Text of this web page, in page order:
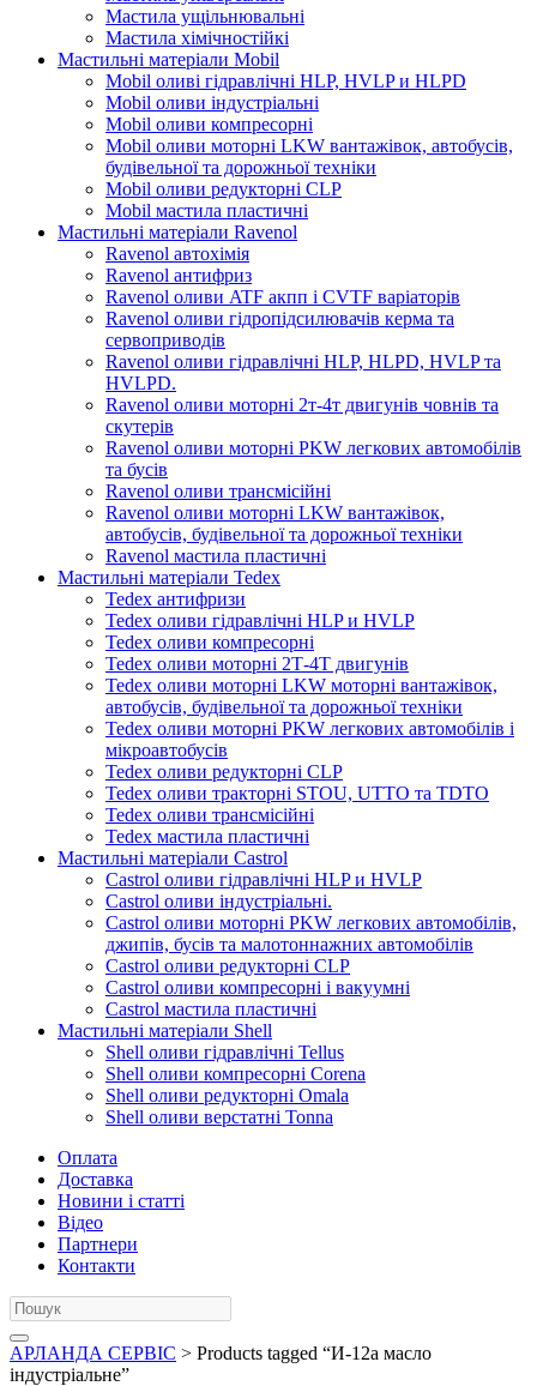
Мастила ущільнювальні
Мастила хімічностійкі
Мастильні матеріали Mobil
Mobil оливі гідравлічні HLP, HVLP и HLPD
Mobil оливи індустріальні
Mobil оливи компресорні
Mobil оливи моторні LKW вантажівок, автобусів,
будівельної та дорожньої техніки
Mobil оливи редукторні CLP
Mobil мастила пластичні
Мастильні матеріали Ravenol
Ravenol автохімія
Ravenol антифриз
Ravenol оливи ATF акпп і CVTF варіаторів
Ravenol оливи гідропідсилювачів керма та
сервоприводів
Ravenol оливи гідравлічні HLP, HLPD, HVLP та
HVLPD.
Ravenol оливи моторні 2т-4т двигунів човнів та
скутерів
Ravenol оливи моторні PKW легкових автомобілів
та бусів
Ravenol оливи трансмісійні
Ravenol оливи моторні LKW вантажівок,
автобусів, будівельної та дорожньої техніки
Ravenol мастила пластичні
Мастильні матеріали Tedex
Tedex антифризи
Tedex оливи гідравлічні HLP и HVLP
Tedex оливи компресорні
Tedex оливи моторні 2Т-4Т двигунів
Tedex оливи моторні LKW моторні вантажівок,
автобусів, будівельної та дорожньої техніки
Tedex оливи моторні PKW легкових автомобілів і
мікроавтобусів
Tedex оливи редукторні CLP
Tedex оливи тракторні STOU, UTTO та TDTO
Tedex оливи трансмісійні
Tedex мастила пластичні
Мастильні матеріали Castrol
Castrol оливи гідравлічні HLP и HVLP
Castrol оливи індустріальні.
Castrol оливи моторні PKW легкових автомобілів,
джипів, бусів та малотоннажних автомобілів
Castrol оливи редукторні CLP
Castrol оливи компресорні і вакуумні
Castrol мастила пластичні
Мастильні матеріали Shell
Shell оливи гідравлічні Tellus
Shell оливи компресорні Corena
Shell оливи редукторні Omala
Shell оливи верстатні Tonna
Оплата
Доставка
Новини і статті
Відео
Партнери
Контакти
АРЛАНДА СЕРВІС > Products tagged “И-12а масло
індустріальне”